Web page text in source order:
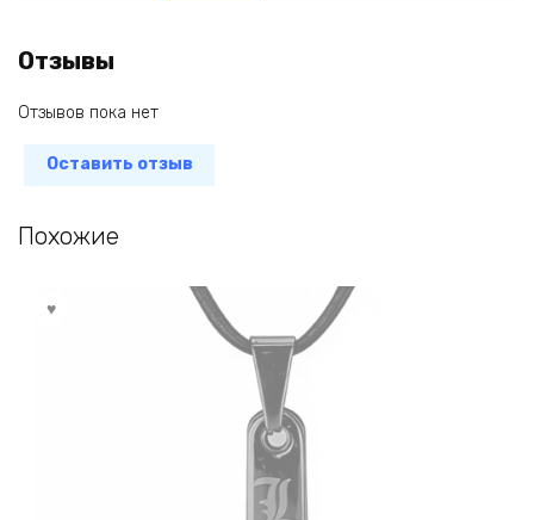
Отзывы
Отзывов пока нет
Оставить отзыв
Похожие